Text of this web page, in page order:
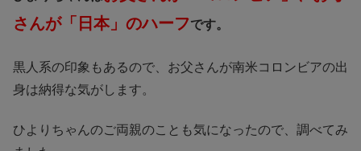
さんが「日本」のハーフです。
黒人系の印象もあるので、お父さんが南米コロンビアの出
身は納得な気がします。
ひよりちゃんのご両親のことも気になったので、調べてみ